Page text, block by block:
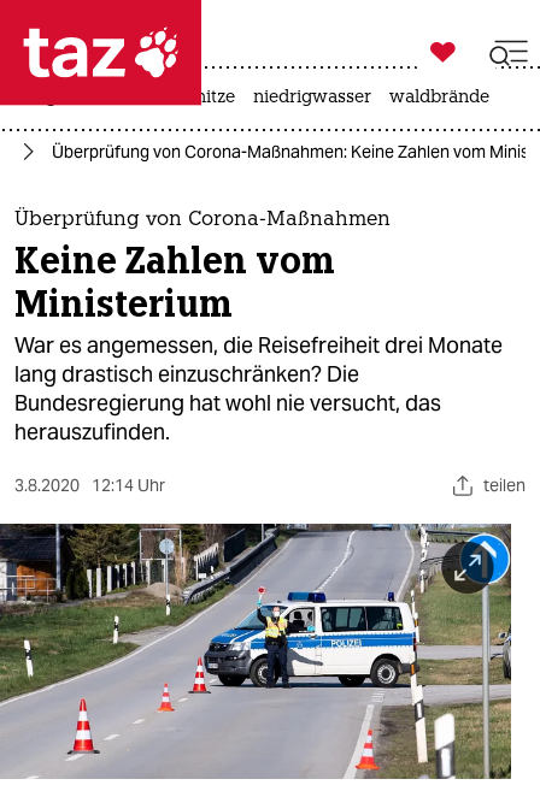
 taz zahl ich
taz zahl ich
themen
politik
öko
gesellschaft
kultur
sport
berlin
nord
wahrheit
verlag
verlag

taz zahl ich
hitze niedrigwasser waldbrände
Überprüfung von Corona-Maßnahmen: Keine Zahlen vom
Überprüfung von Corona-Maßnahmen
Keine Zahlen vom
Ministerium
War es angemessen, die Reisefreiheit drei Monate
lang drastisch einzuschränken? Die
Bundesregierung hat wohl nie versucht, das
herauszufinden.
3.8.2020 12:14 Uhr teilen